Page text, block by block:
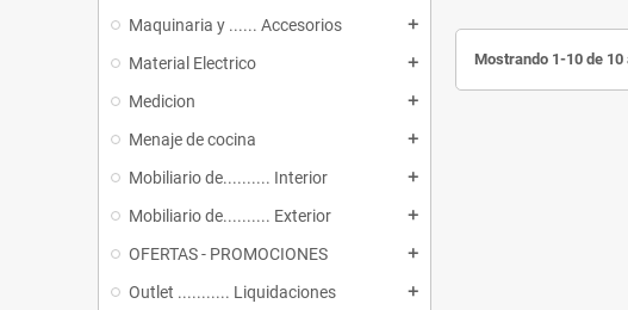
Maquinaria y ...... Accesorios add
Material Electrico add
Medicion add
Menaje de cocina add
Mobiliario de.......... Interior add
Mobiliario de.......... Exterior add
OFERTAS - PROMOCIONES add
Outlet ........... Liquidaciones add
Mostrando 1-10 de